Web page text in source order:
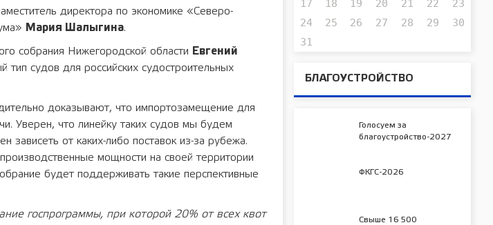
директора по экономике «Северо-
Мария Шалыгина.
собрания Нижегородской области Евгений
судов для российских судостроительных
доказывают, что импортозамещение для
Уверен, что линейку таких судов мы будем
от каких-либо поставок из-за рубежа.
мощности на своей территории
будет поддерживать такие перспективные
госпрограммы, при которой 20% от всех квот
17
18 19 20 21 22
23
24
25 26 27 28 29
30
31
БЛАГОУСТРОЙСТВО
Голосуем за
благоустройство-2027
ФКГС-2026
Свыше 16 500